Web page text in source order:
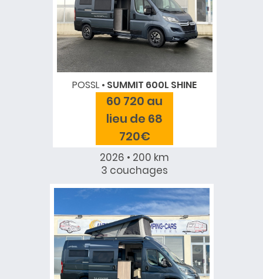
POSSL SUMMIT 600L SHINE
60 720 au
lieu de 68
720€
2026 • 200 km
3 couchages